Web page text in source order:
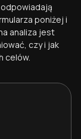
poniżej i
analiza jest
czy i jak
celów.